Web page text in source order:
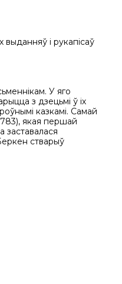
і рукапісаў
У яго
з дзецьмі ў іх
казкамі. Самай
якая першай
заставалася
стварыў